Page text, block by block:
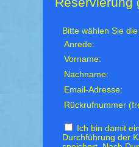
Bitte wählen Sie
Anrede:
Vorname:
Nachname:
Email-Adresse:
Rückrufnummer
Ich bin damit
Durchführung der